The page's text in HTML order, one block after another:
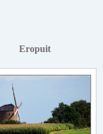
Eropuit